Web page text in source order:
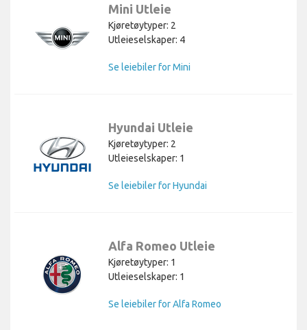
Mini Utleie
Kjøretøytyper: 2
Utleieselskaper: 4
Se leiebiler for Mini
Hyundai Utleie
Kjøretøytyper: 2
Utleieselskaper: 1
Se leiebiler for Hyundai
Alfa Romeo Utleie
Kjøretøytyper: 1
Utleieselskaper: 1
Se leiebiler for Alfa Romeo